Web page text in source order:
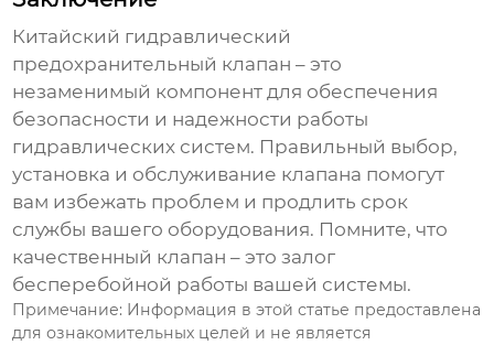
Китайский гидравлический
предохранительный клапан – это
незаменимый компонент для обеспечения
безопасности и надежности работы
гидравлических систем. Правильный выбор,
установка и обслуживание клапана помогут
вам избежать проблем и продлить срок
службы вашего оборудования. Помните, что
качественный клапан – это залог
бесперебойной работы вашей системы.
Примечание: Информация в этой статье предоставлена
для ознакомительных целей и не является